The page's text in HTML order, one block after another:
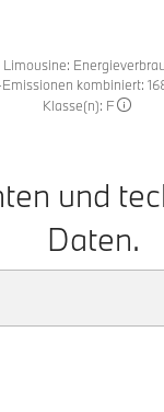
Emissionen kombiniert:
Klasse(n): F
und
Daten.